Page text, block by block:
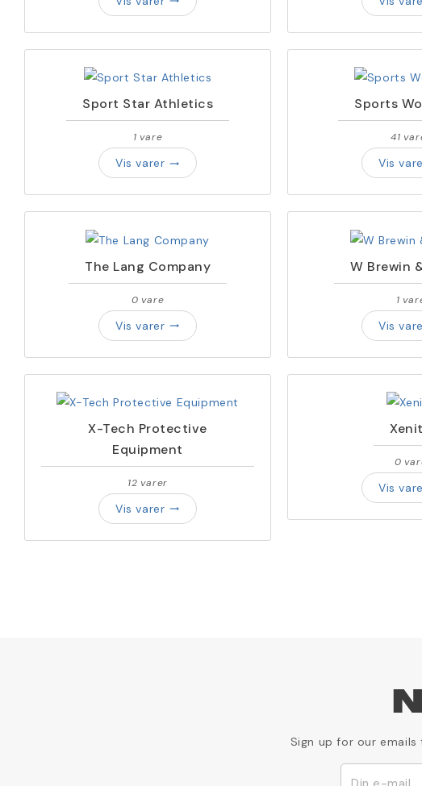
Sport Star Athletics
1 vare
Vis varer trending_flat
Sports
41
Vis
The Lang Company
0 vare
Vis varer trending_flat
W Brewin
1
Vis
X-Tech Protective
Equipment
12 varer
Vis varer trending_flat
0
Vis
Sign up for our